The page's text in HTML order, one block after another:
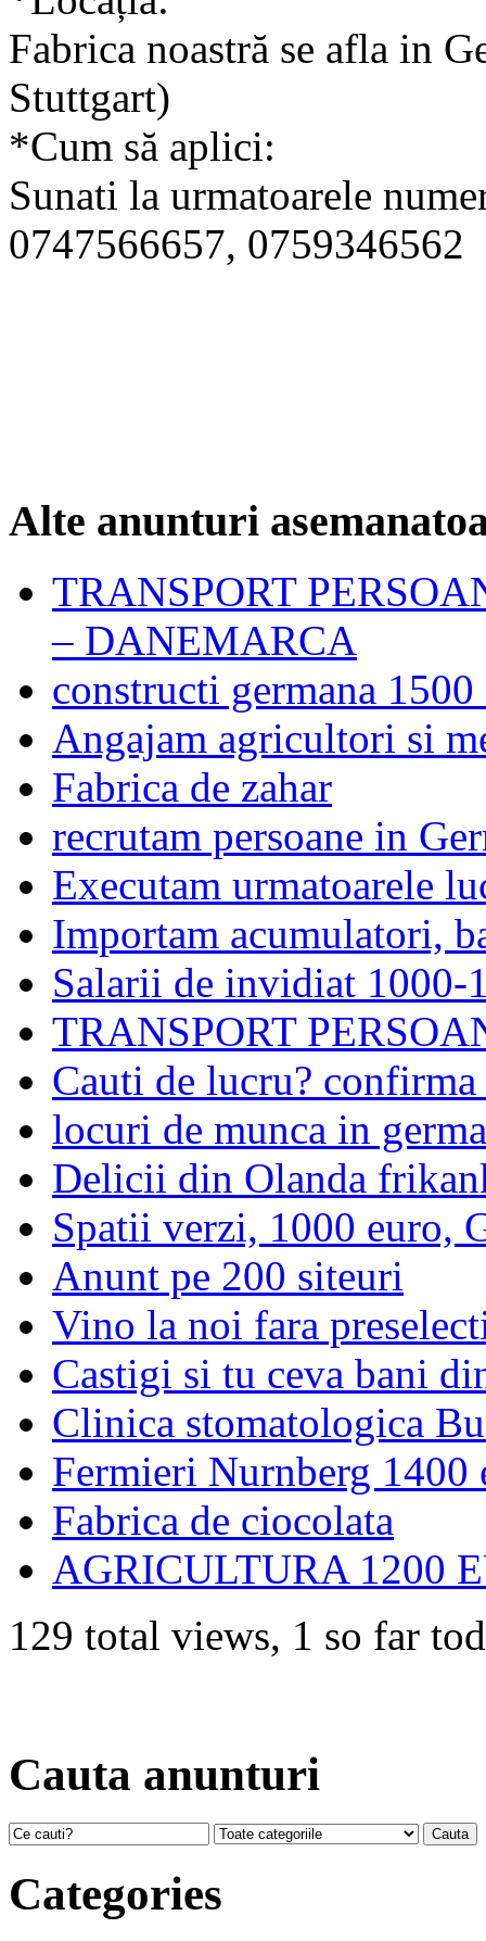
Fabrica noastră se afla in
Stuttgart)
*Cum să aplici:
Sunati la urmatoarele
0747566657, 0759346562
Alte anunturi
TRANSPORT
– DANEMARCA
constructi germana 1500
Angajam agricultori si
Fabrica de zahar
recrutam persoane in
Executam urmatoarele
Importam acumulatori,
Salarii de invidiat 1000-
TRANSPORT
Cauti de lucru?
locuri de munca in
Delicii din Olanda
Spatii verzi, 1000 euro,
Anunt pe 200 siteuri
Vino la noi fara
Castigi si tu ceva bani
Clinica stomatologica
Fermieri Nurnberg 1400
Fabrica de ciocolata
AGRICULTURA 1200
129 total views, 1 so far
Cauta anunturi
Categories